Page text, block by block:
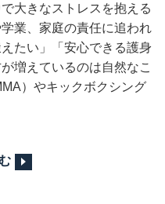
大きなストレスを抱える
業、家庭の責任に追われ
たい」「安心できる護身
増えているのは自然なこ
）やキックボクシング